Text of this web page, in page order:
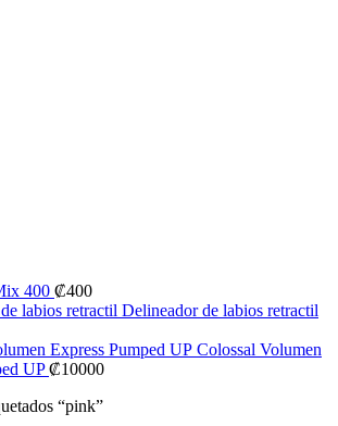
400 ₡400
Delineador de labios retractil
Colossal Volumen
UP₡10000
“pink”